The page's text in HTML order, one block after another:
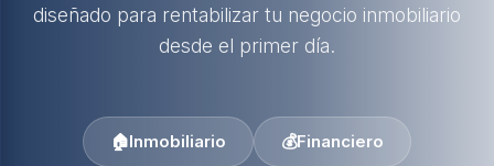
diseñado para rentabilizar tu negocio inmobiliario
desde el primer día.
🏠Inmobiliario 💰Financiero